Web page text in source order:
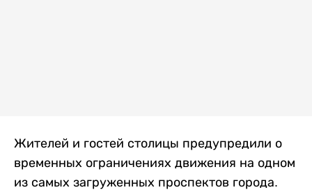
Жителей и гостей столицы предупредили о
временных ограничениях движения на одном
из самых загруженных проспектов города.